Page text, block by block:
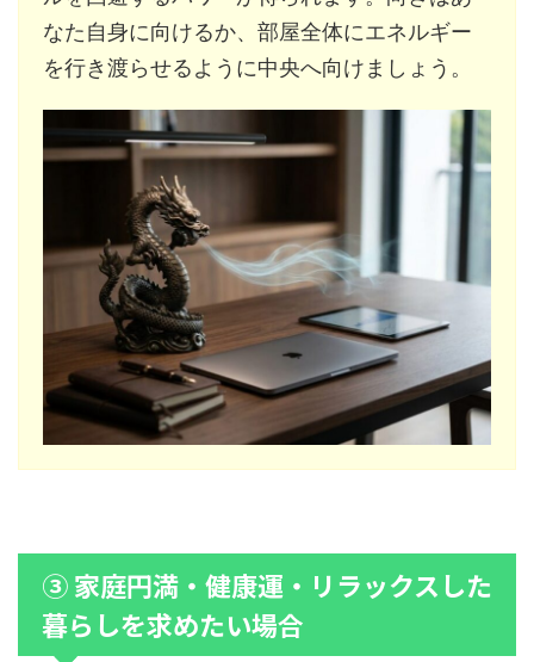
なた自身に向けるか、部屋全体にエネルギー
を行き渡らせるように中央へ向けましょう。
③ 家庭円満・健康運・リラックスした
暮らしを求めたい場合